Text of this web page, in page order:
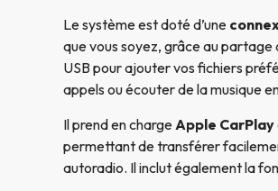
Le système est doté d’une
que vous soyez, grâce au
USB pour ajouter vos fichiers
appels ou écouter de la musique
Il prend en charge Apple CarPlay
permettant de transférer
autoradio. Il inclut également la